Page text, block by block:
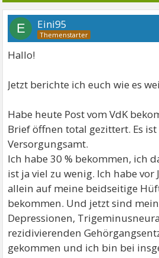
E Eini95
Hallo!
Jetzt berichte ich euch wie es
Habe heute Post vom VdK
Brief öffnen total gezittert. Es
Versorgungsamt.
Ich habe 30 % bekommen, ich
ist ja viel zu wenig. Ich habe vor
allein auf meine beidseitige
bekommen. Und jetzt sind
Depressionen,
rezidivierenden
gekommen und ich bin bei